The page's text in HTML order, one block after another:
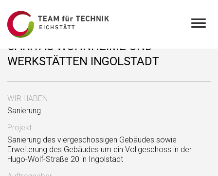
CARITAS WOHNHEIME UND
WERKSTÄTTEN INGOLSTADT
WIR HABEN
Sanierung
Projekt
Sanierung des viergeschossigen Gebäudes sowie
Erweiterung des Gebäudes um ein Vollgeschoss in der
Hugo-Wolf-Straße 20 in Ingolstadt